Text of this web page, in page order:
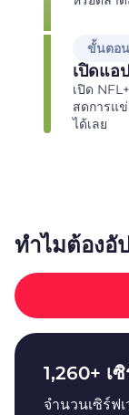
ขั้นตอ
เปิดแอ
เปิด
สดการแ
ได้เลย
ทำไมต้องอั
1,260+ เ
จำนวนเซิร์ฟ